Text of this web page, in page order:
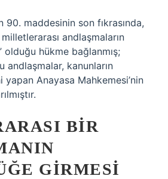
90. maddesinin son fıkrasında,
andlaşmaların
olduğu hükme bağlanmış;
andlaşmalar, kanunların
yapan Anayasa Mahkemesi’nin
BIR
GIRMESI